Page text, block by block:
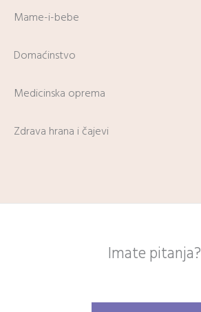
Mame-i-bebe
Domaćinstvo
Medicinska oprema
Zdrava hrana i čajevi
Imate pitanja?